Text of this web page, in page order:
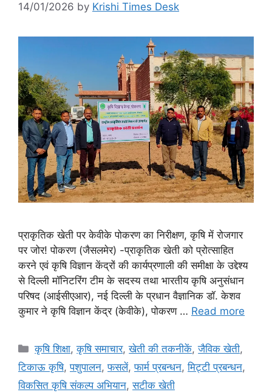
14/01/2026 by Krishi Times Desk
प्राकृतिक खेती पर केवीके पोकरण का निरीक्षण, कृषि में रोजगार
पर जोर! पोकरण (जैसलमेर) -प्राकृतिक खेती को प्रोत्साहित
करने एवं कृषि विज्ञान केंद्रों की कार्यप्रणाली की समीक्षा के उद्देश्य
से दिल्ली मॉनिटरिंग टीम के सदस्य तथा भारतीय कृषि अनुसंधान
परिषद (आईसीएआर), नई दिल्ली के प्रधान वैज्ञानिक डॉ. केशव
कुमार ने कृषि विज्ञान केंद्र (केवीके), पोकरण … Read more
कृषि शिक्षा,कृषि समाचार,खेती की तकनीकें,जैविक खेती,
टिकाऊ कृषि,पशुपालन,फसलें,फार्म प्रबन्धन,मि‌ट्टी प्रबन्धन,
विकसित कृषि संकल्प अभियान,सटीक खेती